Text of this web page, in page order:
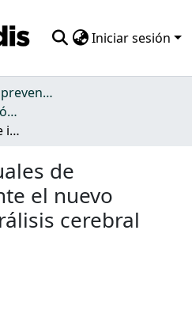
Iniciar sesión
03. Salud: clínica, prevención, atención sanitaria y (re)habilitación
Salud: clínica, prevención, atención sanitaria y (re)habilitación
Tendencias actuales de investigación ante el nuevo concepto de parálisis cerebral
de
el nuevo
cerebral